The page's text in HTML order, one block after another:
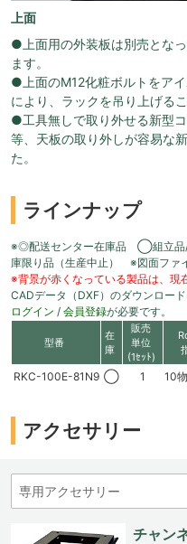
上面
●上面用の外装板は別売とな
ます。
●上面のM12化粧ボルトをア
により、ラックを吊り上げる
●工具無しで取り外せる新型
等、天板の取り外しが容易な
た。
ラインナップ
※◎配送センター在庫品 ◯組立
庫限り品（生産中止） ※図面ファ
※背景が赤くなっている製品は、現
CADデータ（DXF）のダウンロード
ログイン / 会員登録が必要です。
型番
在
庫
販売
単位
(1ｾｯﾄ)
RKC-100E-81N9 ◯ 1 10
アクセサリー
チャン